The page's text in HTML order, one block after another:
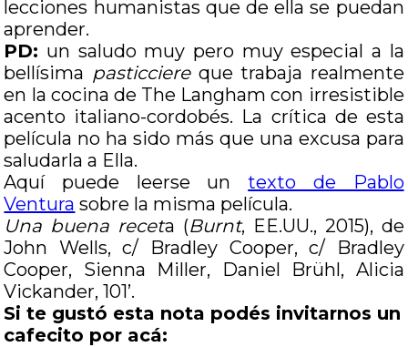
lecciones humanistas que de ella se puedan
aprender.
PD: un saludo muy pero muy especial a la
bellísima pasticciereque trabaja realmente
en la cocina de The Langham con irresistible
acento italiano-cordobés. La crítica de esta
película no ha sido más que una excusa para
saludarla a Ella.
Aquí puede leerse untexto de Pablo
Ventura sobre la misma película.
Una buena receta (Burnt, EE.UU., 2015), de
John Wells, c/ Bradley Cooper, c/ Bradley
Cooper, Sienna Miller, Daniel Brühl, Alicia
Vickander, 101’.
Si te gustó esta nota podés invitarnos un
cafecito por acá: